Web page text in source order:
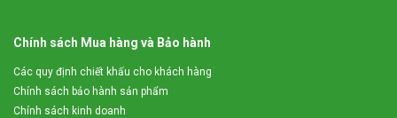
Chính sách Mua hàng và Bảo hành
Các quy định chiết khấu cho khách hàng
Chính sách bảo hành sản phẩm
Chính sách kinh doanh